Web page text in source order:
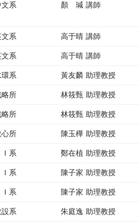
系 顏 瑊 講師
系 高于晴 講師
系 高于晴 講師
環系 黃友麟 助理教授
略所 林筱甄 助理教授
略所 林筱甄 助理教授
心所 陳玉樺 助理教授
Ｉ系 鄭在植 助理教授
Ｉ系 陳子家 助理教授
Ｉ系 陳子家 助理教授
系 朱庭逸 助理教授